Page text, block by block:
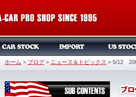
ホーム > ブログ > ニュース＆トピックス > 5/12